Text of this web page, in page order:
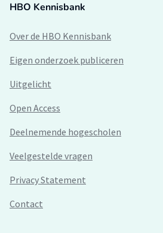
HBO Kennisbank
Over de HBO Kennisbank
Eigen onderzoek publiceren
Uitgelicht
Open Access
Deelnemende hogescholen
Veelgestelde vragen
Privacy Statement
Contact